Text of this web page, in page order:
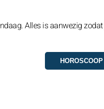
Alles is aanwezig